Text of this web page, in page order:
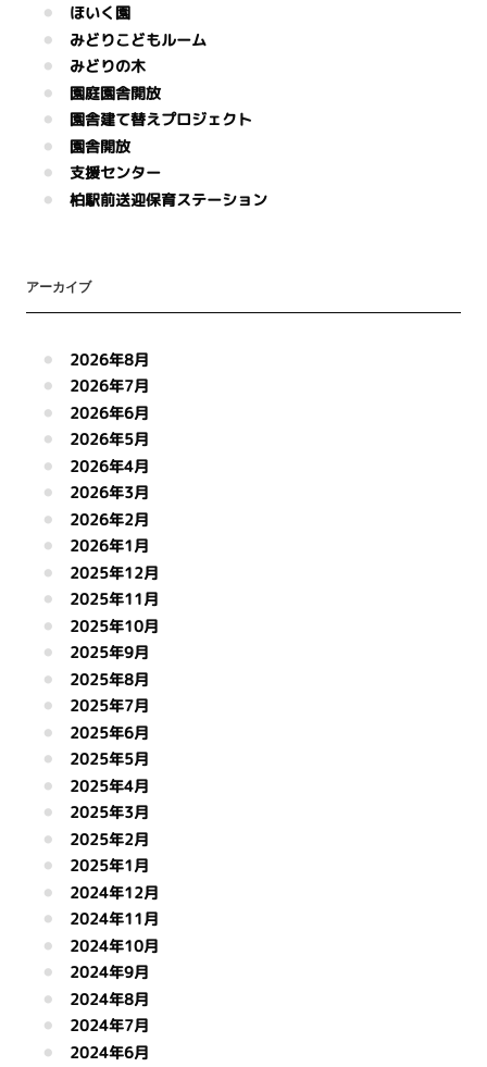
ほいく園
みどりこどもルーム
みどりの木
園庭園舎開放
園舎建て替えプロジェクト
園舎開放
支援センター
柏駅前送迎保育ステーション
アーカイブ
2026年8月
2026年7月
2026年6月
2026年5月
2026年4月
2026年3月
2026年2月
2026年1月
2025年12月
2025年11月
2025年10月
2025年9月
2025年8月
2025年7月
2025年6月
2025年5月
2025年4月
2025年3月
2025年2月
2025年1月
2024年12月
2024年11月
2024年10月
2024年9月
2024年8月
2024年7月
2024年6月